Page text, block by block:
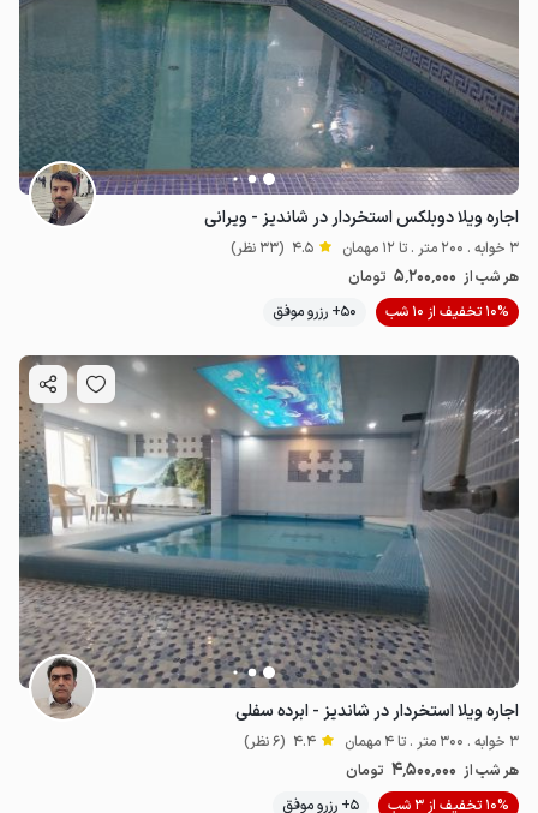
اجاره ویلا دوبلکس استخردار در شاندیز - ویرانی
3 خوابه . 200 متر . تا 12 مهمان 4.5 (33 نظر)
هر شب از 5٬200٬000 تومان
10% تخفیف از 10 شب
50+ رزرو موفق
اجاره ویلا استخردار در شاندیز - ابرده سفلی
3 خوابه . 300 متر . تا 4 مهمان 4.4 (6 نظر)
هر شب از 4٬500٬000 تومان
10% تخفیف از 3 شب
5+ رزرو موفق